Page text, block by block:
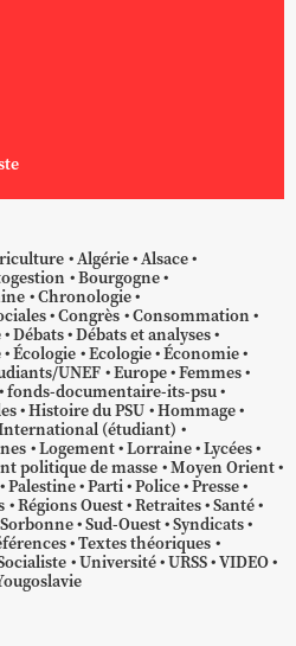
Algérie Alsace
Bourgogne
Chronologie
Congrès Consommation
Débats Débats et analyses
Écologie Ecologie Économie
UNEF Europe Femmes
fonds-documentaire-its-psu
Histoire du PSU Hommage
(étudiant)
Logement Lorraine Lycées
politique de masse Moyen Orient
Palestine Parti Police Presse
Régions Ouest Retraites Santé
Sorbonne Sud-Ouest Syndicats
Textes théoriques
Université URSS VIDEO